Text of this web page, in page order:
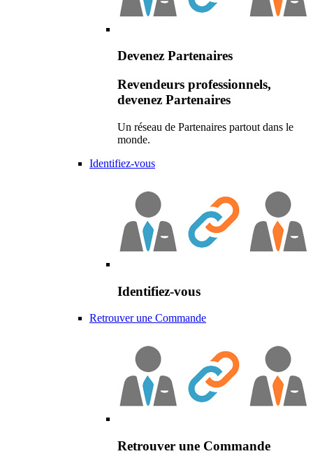
Devenez Partenaires
Revendeurs professionnels,
devenez Partenaires
Un réseau de Partenaires partout dans le
monde.
Identifiez-vous
Identifiez-vous
Retrouver une Commande
Retrouver une Commande